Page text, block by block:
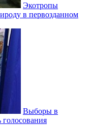
Экотропы
в первозданном
Выборы в